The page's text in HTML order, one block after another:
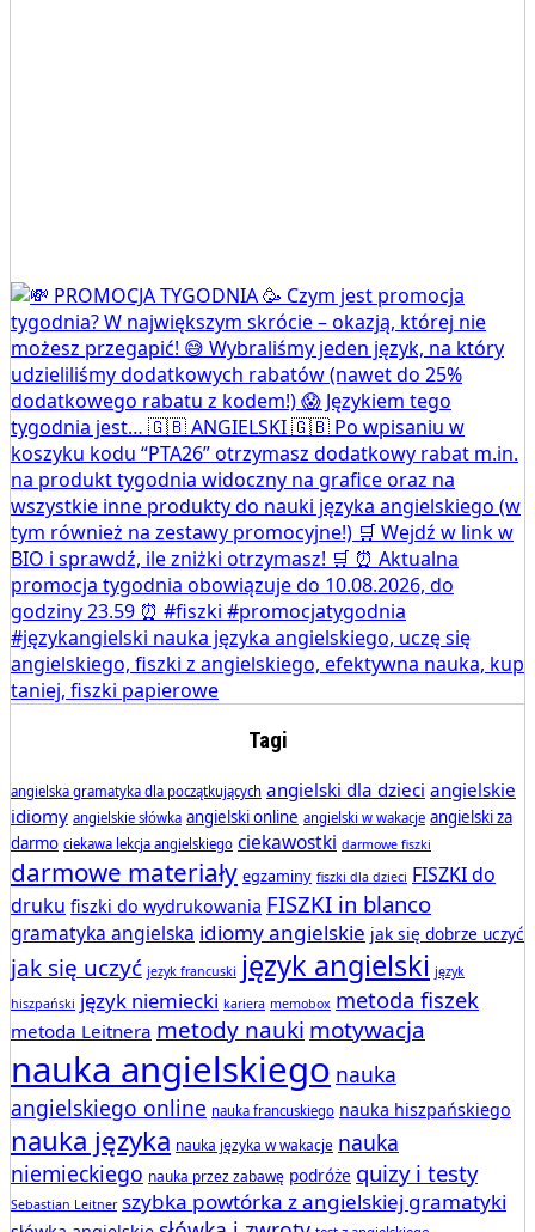
Tagi
angielska gramatyka dla początkujących angielski dla dzieci angielskie
idiomy angielskie słówka angielski online angielski w wakacje angielski za
darmo ciekawa lekcja angielskiego ciekawostki darmowe fiszki
darmowe materiały egzaminy fiszki dla dzieci FISZKI do
druku fiszki do wydrukowania FISZKI in blanco
gramatyka angielska idiomy angielskie jak się dobrze uczyć
jak się uczyć jezyk francuski język angielski język
hiszpański język niemiecki kariera memobox metoda fiszek
metoda Leitnera metody nauki motywacja
nauka angielskiego nauka
angielskiego online nauka francuskiego nauka hiszpańskiego
nauka języka nauka języka w wakacje nauka
niemieckiego nauka przez zabawę podróże quizy i testy
Sebastian Leitner szybka powtórka z angielskiej gramatyki